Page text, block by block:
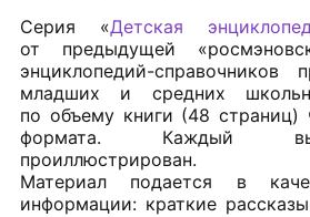
Серия «Детская
от предыдущей
энциклопедий-справочников
младших и средних
по объему книги (48 страниц)
формата. Каждый
проиллюстрирован.
Материал подается в
информации: краткие